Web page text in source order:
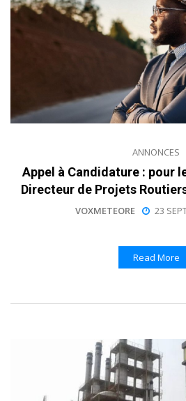
ANNONCES
Appel à Candidature : pour
Directeur de Projets
VOXMETEORE 23
Read More